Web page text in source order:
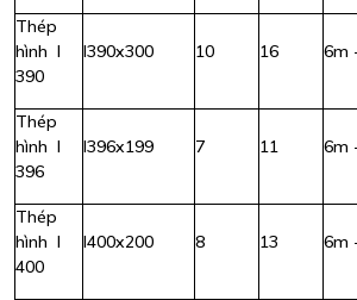
Thép
hình I
390
I390x300 10 16 6m
Thép
hình I
396
I396x199 7 11 6m
Thép
hình I
400
I400x200 8 13 6m